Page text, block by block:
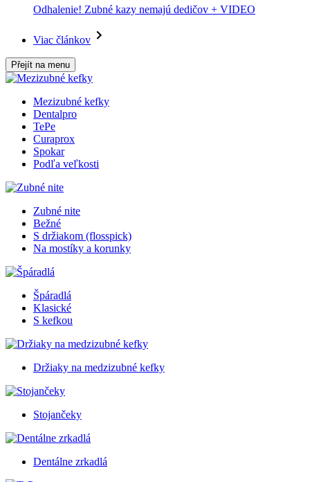
Odhalenie! Zubné kazy nemajú dedičov + VIDEO
Viac článkov
Přejít na menu
Mezizubné kefky
Dentalpro
TePe
Curaprox
Spokar
Podľa veľkosti
Zubné nite
Bežné
S držiakom (flosspick)
Na mostíky a korunky
Špáradlá
Klasické
S kefkou
Držiaky na medzizubné kefky
Stojančeky
Dentálne zrkadlá